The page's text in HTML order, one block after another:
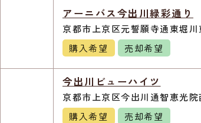
アーニバス今出川緑彩通り
京都市上京区元誓願寺通東堀
購入希望
売却希望
今出川ビューハイツ
京都市上京区今出川通智恵光
購入希望
売却希望